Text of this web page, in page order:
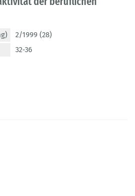
2/1999 (28)
32-36